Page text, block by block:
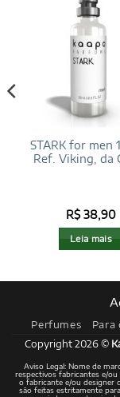
STARK for men
Ref. Viking, da
R$38,90
Leia mais
Perfumes Para
Copyright 2026 ©
Aviso Legal: Nome de
respectivos fabricantes e/ou
o fabricante e/ou designer
são feitas estritamente